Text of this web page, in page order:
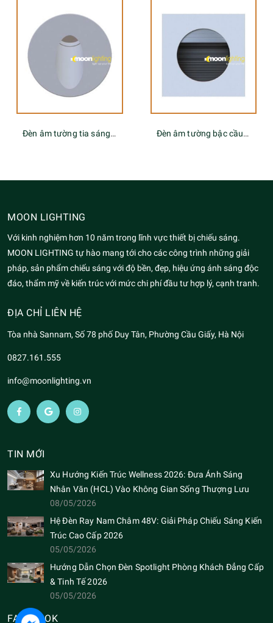
Đèn âm tường bậc cầu thang tia sáng tròn Đèn âm tường mặt vuông MG-SN008B
MOON LIGHTING
Với kinh nghiệm hơn 10 năm trong lĩnh vực thiết bị chiếu sáng.
MOON LIGHTING tự hào mang tới cho các công trình những giải
pháp, sản phẩm chiếu sáng với độ bền, đẹp, hiệu ứng ánh sáng độc
đáo, thẩm mỹ về kiến trúc với mức chi phí đầu tư hợp lý, cạnh tranh.
ĐỊA CHỈ LIÊN HỆ
Tòa nhà Sannam, Số 78 phố Duy Tân, Phường Cầu Giấy, Hà Nội
0827.161.555
info@moonlighting.vn
TIN MỚI
Xu Hướng Kiến Trúc Wellness 2026: Đưa Ánh Sáng
Nhân Văn (HCL) Vào Không Gian Sống Thượng Lưu
08/05/2026
Hệ Đèn Ray Nam Châm 48V: Giải Pháp Chiếu Sáng Kiến
Trúc Cao Cấp 2026
05/05/2026
Hướng Dẫn Chọn Đèn Spotlight Phòng Khách Đẳng Cấp
& Tinh Tế 2026
05/05/2026
FACEBOOK